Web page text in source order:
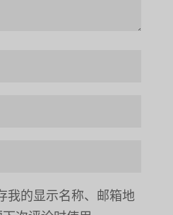
我的显示名称、邮箱地